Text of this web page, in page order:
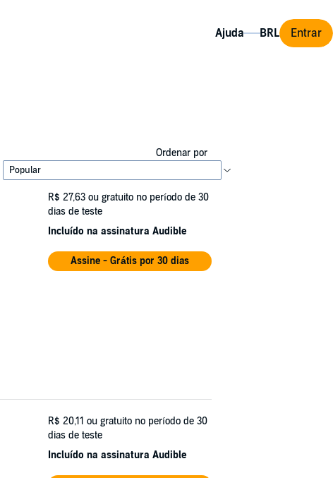
Ajuda Entrar
Ordenar por
R$ 27,63 ou gratuito no período de 30
dias de teste
Incluído na assinatura Audible
Assine - Grátis por 30 dias
R$ 20,11 ou gratuito no período de 30
dias de teste
Incluído na assinatura Audible